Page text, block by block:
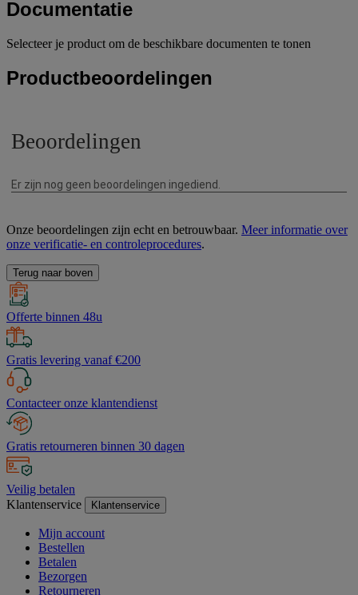
Documentatie
Selecteer je product om de beschikbare documenten te tonen
Productbeoordelingen
Onze beoordelingen zijn echt en betrouwbaar. Meer informatie over
onze verificatie- en controleprocedures.
Terug naar boven
Offerte binnen 48u
Gratis levering vanaf €200
Contacteer onze klantendienst
Gratis retourneren binnen 30 dagen
Veilig betalen
Klantenservice
Klantenservice
Mijn account
Bestellen
Betalen
Bezorgen
Retourneren